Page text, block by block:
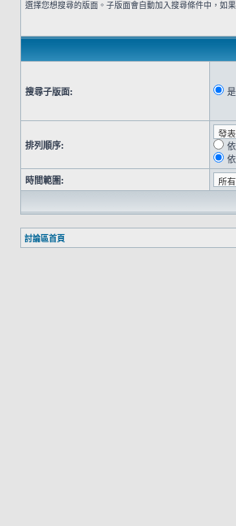
選擇您想搜尋的版面。子版面會自動加入搜尋條件中，如
搜尋子版面: 是
排列順序:
時間範圍:
討論區首頁